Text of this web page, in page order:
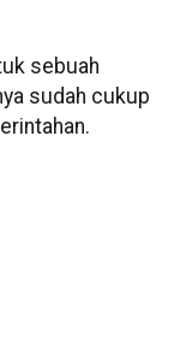
sebuah
sudah cukup